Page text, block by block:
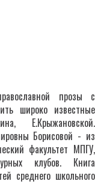
прозы с
широко известные
Е.Крыжановской.
Борисовой - из
факультет МПГУ,
клубов. Книга
среднего школьного